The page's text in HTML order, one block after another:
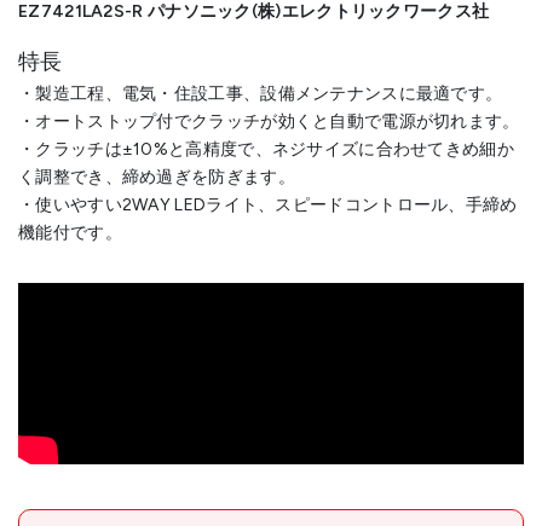
EZ7421LA2S-R パナソニック(株)エレクトリックワークス社
特長
・製造工程、電気・住設工事、設備メンテナンスに最適です。
・オートストップ付でクラッチが効くと自動で電源が切れます。
・クラッチは±10%と高精度で、ネジサイズに合わせてきめ細か
く調整でき、締め過ぎを防ぎます。
・使いやすい2WAY LEDライト、スピードコントロール、手締め
機能付です。
ックワークス社